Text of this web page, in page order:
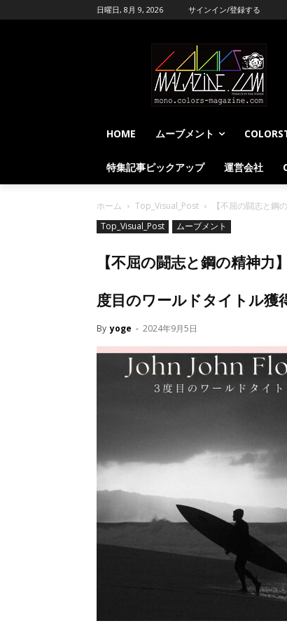
日曜日, 8月 9, 2026 サインイン/登録する
HOME ムーブメント
特集記事ピックアップ 運営会社
ホーム Top_Visual_Post
【不屈の闘志と鋼
Top_Visual_Post
ムーブメント
【不屈の闘志と鋼の精神
度目のワールドタイトル獲
By yoge - 2024年9月5日